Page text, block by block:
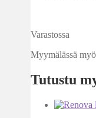
Varastossa
Myymälässä
Tutustu